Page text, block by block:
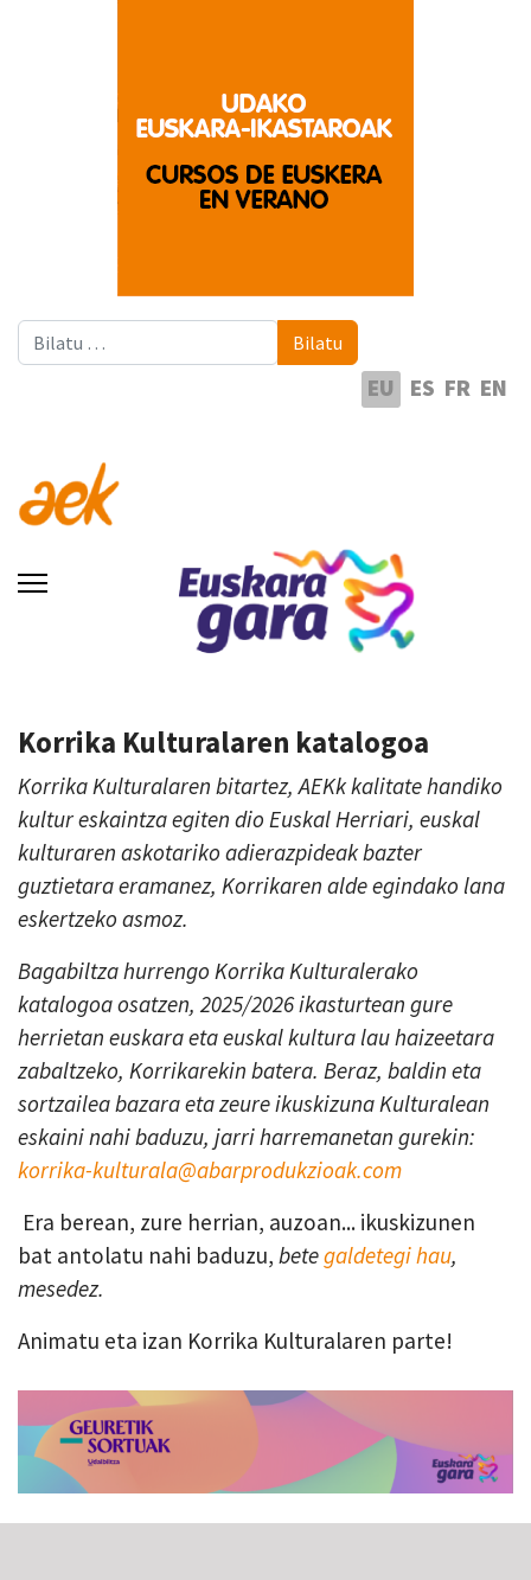
Bilatu Bilatu
EU ES FR EN
Korrika Kulturalaren katalogoa
Korrika Kulturalaren bitartez, AEKk kalitate handiko
kultur eskaintza egiten dio Euskal Herriari, euskal
kulturaren askotariko adierazpideak bazter
guztietara eramanez, Korrikaren alde egindako lana
eskertzeko asmoz.
Bagabiltza hurrengo Korrika Kulturalerako
katalogoa osatzen, 2025/2026 ikasturtean gure
herrietan euskara eta euskal kultura lau haizeetara
zabaltzeko, Korrikarekin batera. Beraz, baldin eta
sortzailea bazara eta zeure ikuskizuna Kulturalean
eskaini nahi baduzu, jarri harremanetan gurekin:
korrika-kulturala@abarprodukzioak.com
Era berean, zure herrian, auzoan... ikuskizunen
bat antolatu nahi baduzu, betegaldetegi hau,
mesedez.
Animatu eta izan Korrika Kulturalaren parte!